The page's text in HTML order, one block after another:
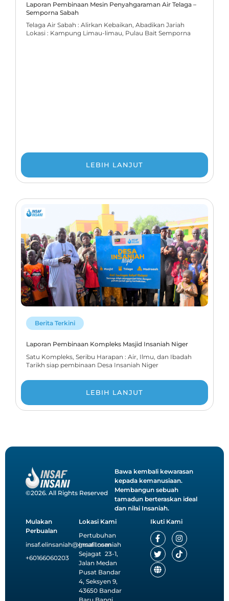
Laporan Pembinaan Mesin Penyahgaraman Air Telaga –
Semporna Sabah
Telaga Air Sabah : Alirkan Kebaikan, Abadikan Jariah
Lokasi : Kampung Limau-limau, Pulau Bait Semporna
LEBIH LANJUT
Berita Terkini
Laporan Pembinaan Kompleks Masjid Insaniah Niger
Satu Kompleks, Seribu Harapan : Air, Ilmu, dan Ibadah
Tarikh siap pembinaan Desa Insaniah Niger
LEBIH LANJUT
©2026. All Rights Reserved
Bawa kembali kewarasan
kepada kemanusiaan.
Membangun sebuah
tamadun berteraskan ideal
dan nilai Insaniah.
Mulakan
Perbualan
insaf.elinsaniah@gmail.com
+60166060203
Lokasi Kami
Pertubuhan
Insaf Insaniah
Sejagat 23-1,
Jalan Medan
Pusat Bandar
4, Seksyen 9,
43650 Bandar
Ikuti Kami
F
a
c
e
b
o
o
I
n
s
t
a
T
w
i
t
t
e
r
T
i
k
t
o
G
l
o
b
e